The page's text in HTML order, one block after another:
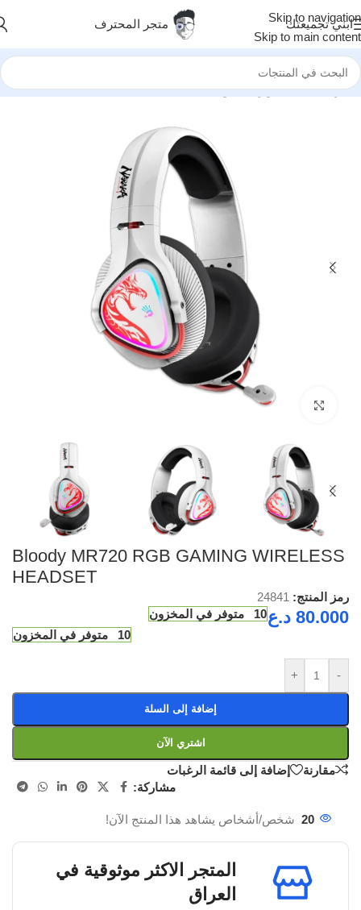
Skip to navigation
Skip to main content
ابني تجميعتك متجر المحترف
الرئيسية/اكسسوارات/صوتيات
Click to enlarge
Bloody MR720 RGB GAMING WIRELESS
HEADSET
رمز المنتج: 24841
80.000 د.ع10 متوفر في المخزون
10 متوفر في المخزون
-
+
إضافة إلى السلة
اشتري الآن
مقارنة
إضافة إلى قائمة الرغبات
مشاركة:
20 شخص/أشخاص يشاهد هذا المنتج الآن!
المتجر الاكثر موثوقية في
العراق